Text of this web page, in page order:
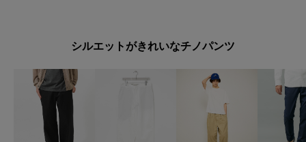
シルエットがきれいなチノパンツ